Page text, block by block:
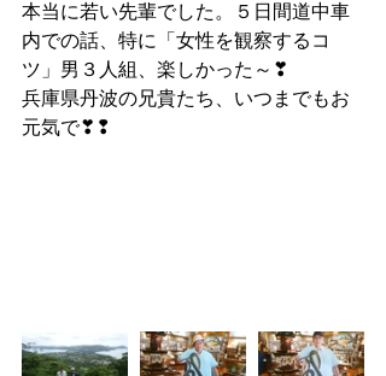
本当に若い先輩でした。５日間道中車
内での話、特に「女性を観察するコ
ツ」男３人組、楽しかった～❣
兵庫県丹波の兄貴たち、いつまでもお
元気で❣❢